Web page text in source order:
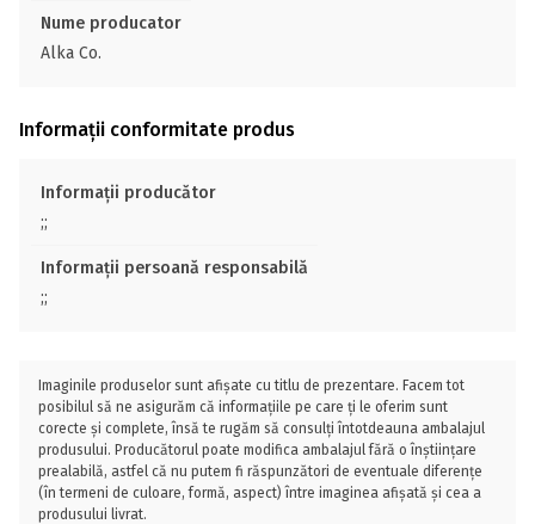
Nume producator
Alka Co.
Informații conformitate produs
Informații producător
;;
Informații persoană responsabilă
;;
Imaginile produselor sunt afișate cu titlu de prezentare. Facem tot
posibilul să ne asigurăm că informațiile pe care ți le oferim sunt
corecte și complete, însă te rugăm să consulți întotdeauna ambalajul
produsului. Producătorul poate modifica ambalajul fără o înștiințare
prealabilă, astfel că nu putem fi răspunzători de eventuale diferențe
(în termeni de culoare, formă, aspect) între imaginea afișată și cea a
produsului livrat.